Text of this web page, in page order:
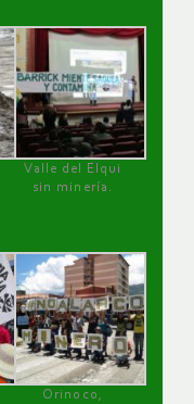
Valle del Elqui
sin minería.
Orinoco,